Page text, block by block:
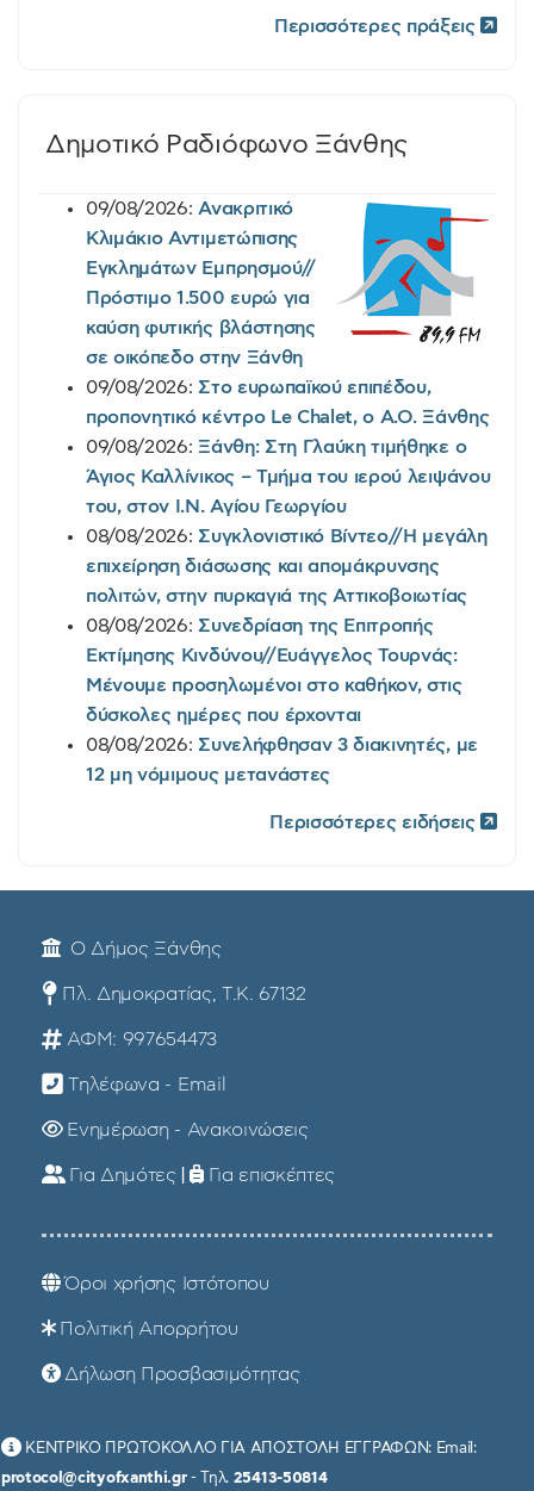
Περισσότερες πράξεις
Δημοτικό Ραδιόφωνο Ξάνθης
09/08/2026: Ανακριτικό
Κλιμάκιο Αντιμετώπισης
Εγκλημάτων Εμπρησμού//
Πρόστιμο 1.500 ευρώ για
καύση φυτικής βλάστησης
σε οικόπεδο στην Ξάνθη
09/08/2026: Στο ευρωπαϊκού επιπέδου,
προπονητικό κέντρο Le Chalet, o A.O. Ξάνθης
09/08/2026: Ξάνθη: Στη Γλαύκη τιμήθηκε ο
Άγιος Καλλίνικος – Τμήμα του ιερού λειψάνου
του, στον Ι.Ν. Αγίου Γεωργίου
08/08/2026: Συγκλονιστικό Βίντεο//Η μεγάλη
επιχείρηση διάσωσης και απομάκρυνσης
πολιτών, στην πυρκαγιά της Αττικοβοιωτίας
08/08/2026: Συνεδρίαση της Επιτροπής
Εκτίμησης Κινδύνου//Ευάγγελος Τουρνάς:
Μένουμε προσηλωμένοι στο καθήκον, στις
δύσκολες ημέρες που έρχονται
08/08/2026: Συνελήφθησαν 3 διακινητές, με
12 μη νόμιμους μετανάστες
Περισσότερες ειδήσεις
Ο Δήμος Ξάνθης
Πλ. Δημοκρατίας, Τ.Κ. 67132
ΑΦΜ: 997654473
Τηλέφωνα - Email
Ενημέρωση - Ανακοινώσεις
Για Δημότες | Για επισκέπτες
Όροι χρήσης Ιστότοπου
Πολιτική Απορρήτου
Δήλωση Προσβασιμότητας
ΚΕΝΤΡΙΚΟ ΠΡΩΤΟΚΟΛΛΟ ΓΙΑ ΑΠΟΣΤΟΛΗ ΕΓΓΡΑΦΩΝ: Email:
protocol@cityofxanthi.gr- Τηλ. 25413-50814